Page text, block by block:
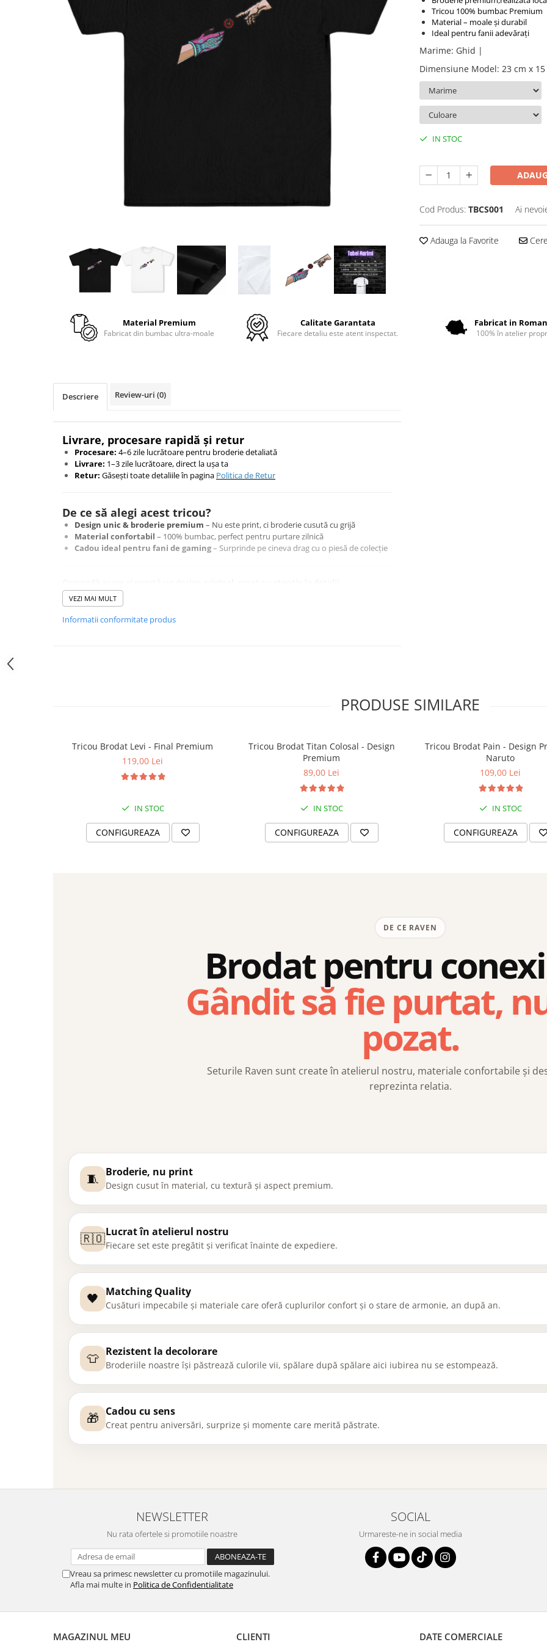
LeagueOfLegends
Match-uri de cuplu
Ready To Ship
Tricou 100% bumbac Premium
Material – moale și durabil
Ideal pentru fanii adevărați
Marime: Ghid |
Dimensiune Model: 23 cm x
IN STOC
Cod Produs: TBCS001 Ai
Adauga la Favorite
Material Premium
Fabricat din bumbac ultra-moale
Calitate Garantata
Fiecare detaliu este atent inspectat.
Fabricat in
100% în atelier
Descriere Review-uri (0)
Livrare, procesare rapidă și retur
Procesare: 4–6 zile lucrătoare pentru broderie detaliată
Livrare: 1–3 zile lucrătoare, direct la ușa ta
Retur: Găsești toate detaliile în pagina Politica de Retur
De ce să alegi acest tricou?
Design unic & broderie premium – Nu este print, ci broderie cusută cu grijă
Material confortabil – 100% bumbac, perfect pentru purtare zilnică
Cadou ideal pentru fani de gaming– Surprinde pe cineva drag cu o piesă de colecție
Cumpără cu încredere – Plăți securizate și retur garantat 14 zile
VEZI MAI MULT
Informatii conformitate produs
PRODUSE SIMILARE
Tricou Brodat Levi - Final Premium
119,00 Lei
IN STOC
CONFIGUREAZA
Tricou Brodat Titan Colosal - Design
Premium
89,00 Lei
IN STOC
CONFIGUREAZA
Tricou Brodat Pain - Design
Naruto
109,00 Lei
IN STOC
CONFIGUREAZA
DE CE RAVEN
Brodat pentru
Gândit să fie purtat,
pozat.
Seturile Raven sunt create în atelierul nostru, materiale confortabile și
reprezinta relatia.
🧵 Broderie, nu print
Design cusut în material, cu textură și aspect premium.
🇷🇴Lucrat în atelierul nostru
Fiecare set este pregătit și verificat înainte de expediere.
🖤 Matching Quality
Cusături impecabile și materiale care oferă cuplurilor confort și o stare de armonie, an după an.
👕 Rezistent la decolorare
Broderiile noastre își păstrează culorile vii, spălare după spălare aici iubirea nu se estompează.
🎁 Cadou cu sens
Creat pentru aniversări, surprize și momente care merită păstrate.
NEWSLETTER
Nu rata ofertele si promotiile noastre
Vreau sa primesc newsletter cu promotiile magazinului.
Afla mai multe in Politica de Confidentialitate
SOCIAL
Urmareste-ne in social media
MAGAZINUL MEU CLIENTI DATE COMERCIALE